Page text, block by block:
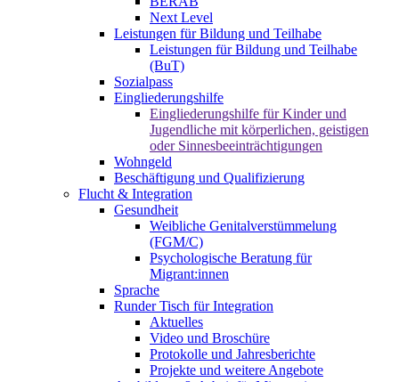
Next Level
Leistungen für Bildung und Teilhabe
Leistungen für Bildung und Teilhabe
(BuT)
Sozialpass
Eingliederungshilfe
Eingliederungshilfe für Kinder und
Jugendliche mit körperlichen, geistigen
oder Sinnesbeeinträchtigungen
Wohngeld
Beschäftigung und Qualifizierung
Flucht & Integration
Gesundheit
Weibliche Genitalverstümmelung
(FGM/C)
Psychologische Beratung für
Migrant:innen
Sprache
Runder Tisch für Integration
Aktuelles
Video und Broschüre
Protokolle und Jahresberichte
Projekte und weitere Angebote